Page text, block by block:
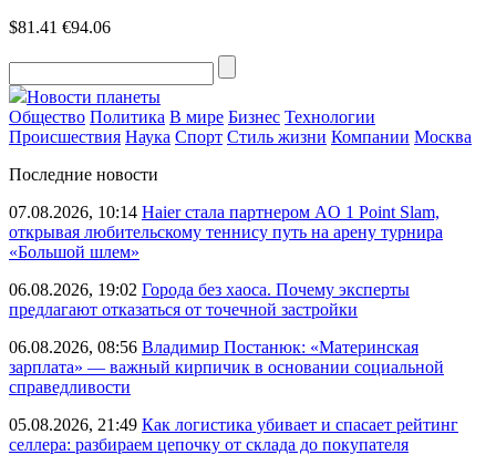
$81.41 €94.06
Новости планеты
Общество Политика В мире Бизнес Технологии
Происшествия Наука Спорт Стиль жизни Компании Москва
Последние новости
07.08.2026, 10:14 Haier стала партнером AO 1 Point Slam,
открывая любительскому теннису путь на арену турнира
«Большой шлем»
06.08.2026, 19:02 Города без хаоса. Почему эксперты
предлагают отказаться от точечной застройки
06.08.2026, 08:56 Владимир Постанюк: «Материнская
зарплата» — важный кирпичик в основании социальной
справедливости
05.08.2026, 21:49 Как логистика убивает и спасает рейтинг
селлера: разбираем цепочку от склада до покупателя